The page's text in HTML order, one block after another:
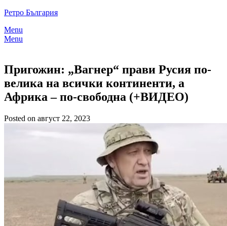
Skip
content
Ретро България
Menu
Menu
Пригожин: „Вагнер“ прави Русия по-
велика на всички континенти, а
Африка – по-свободна (+ВИДЕО)
Posted on август 22, 2023